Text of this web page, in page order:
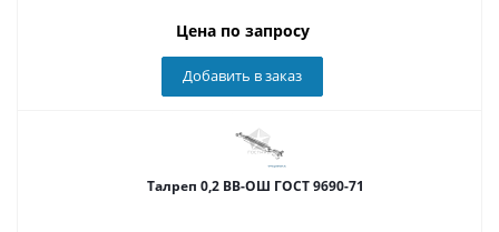
Цена по запросу
Добавить в заказ
Талреп 0,2 ВВ-ОШ ГОСТ 9690-71